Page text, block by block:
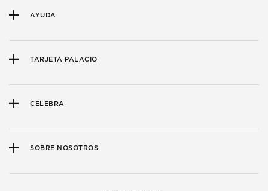
AYUDA
TARJETA PALACIO
CELEBRA
SOBRE NOSOTROS